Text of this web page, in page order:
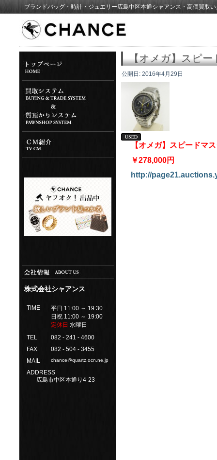
ブランドバッグ・時計・ジュエリー広島中区本通シャアンス・高価買取
株式会社シャアンス
TIME
平日 11:00 ～ 19:30
日祝 11:00 ～ 19:00
定休日 水曜日
TEL
082 - 241 - 4600
FAX
082 - 504 - 3455
MAIL
chance@quartz.ocn.ne.jp
ADDRESS
広島市中区本通り4-23
【オメガ】スピ
公開日: 2016年4月29日
【オメガ】スピードマ
￥278,000円
http://